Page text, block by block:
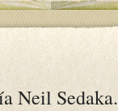
Neil Sedaka.